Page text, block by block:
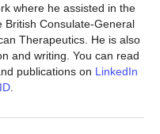
where he assisted in the
British Consulate-General
Therapeutics. He is also
and writing. You can read
publications on LinkedIn
.